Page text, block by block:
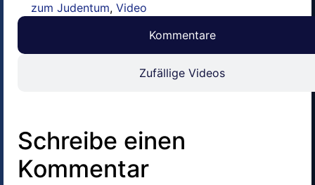
zum Judentum, Video
Kommentare
Zufällige Videos
Schreibe einen
Kommentar